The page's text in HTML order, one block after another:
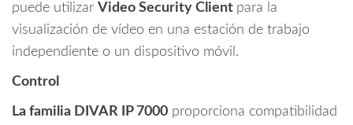
puede utilizar Video Security Client para la
visualización de vídeo en una estación de trabajo
independiente o un dispositivo móvil.
Control
La familia DIVAR IP 7000 proporciona compatibilidad